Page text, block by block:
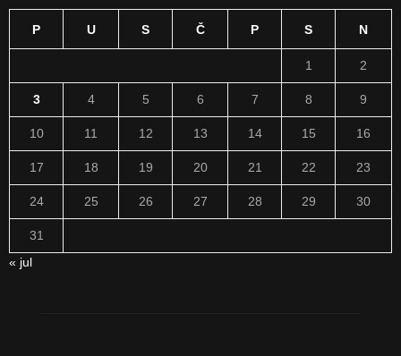
P U S Č P S N
1 2
3 4 5 6 7 8 9
10 11 12 13 14 15 16
17 18 19 20 21 22 23
24 25 26 27 28 29 30
31
« jul